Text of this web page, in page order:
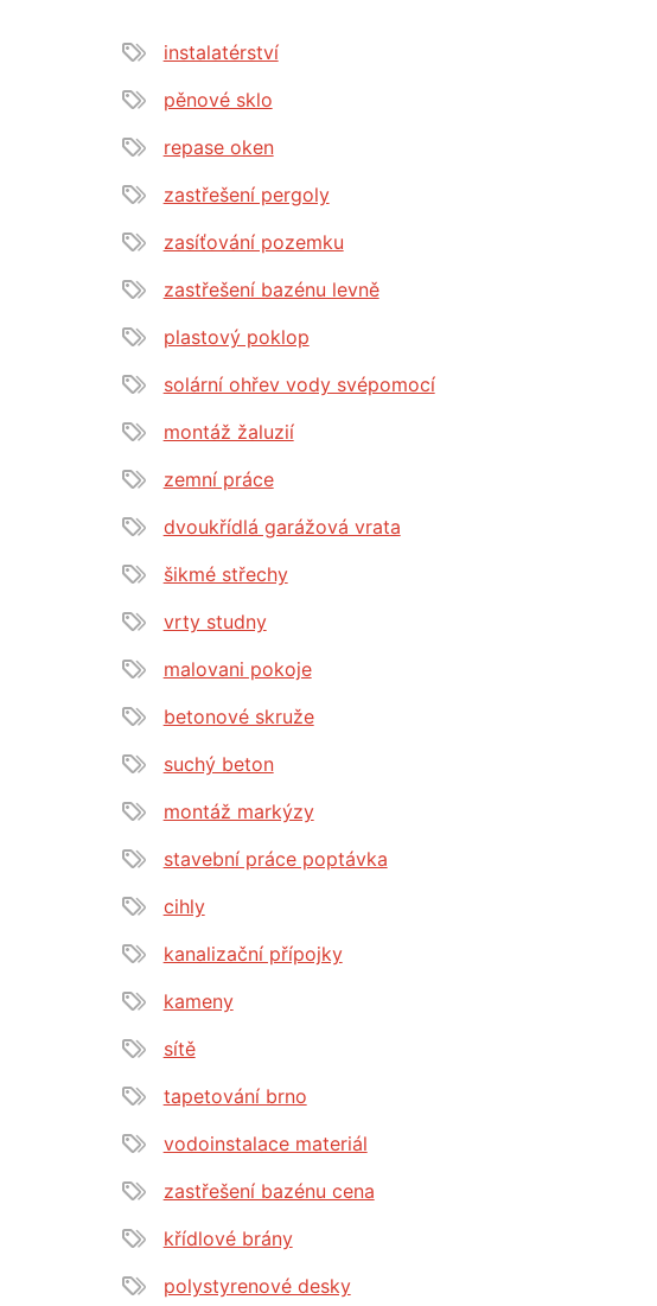
instalatérství
pěnové sklo
repase oken
zastřešení pergoly
zasíťování pozemku
zastřešení bazénu levně
plastový poklop
solární ohřev vody svépomocí
montáž žaluzií
zemní práce
dvoukřídlá garážová vrata
šikmé střechy
vrty studny
malovani pokoje
betonové skruže
suchý beton
montáž markýzy
stavební práce poptávka
cihly
kanalizační přípojky
kameny
sítě
tapetování brno
vodoinstalace materiál
zastřešení bazénu cena
křídlové brány
polystyrenové desky